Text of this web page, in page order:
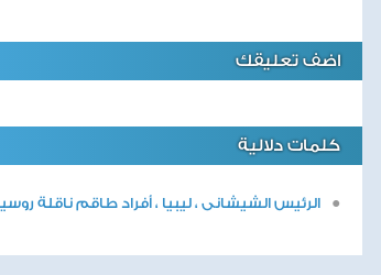
اضف تعليقك
كلمات دلالية
الرئيس الشيشانى ، ليبيا ، أفراد طاقم ناقلة